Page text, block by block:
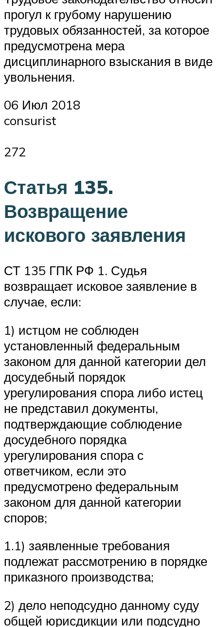
прогул к грубому нарушению
трудовых обязанностей, за которое
предусмотрена мера
дисциплинарного взыскания в виде
увольнения.
06 Июл 2018
consurist
272
Статья 135.
Возвращение
искового заявления
СТ 135 ГПК РФ 1. Судья
возвращает исковое заявление в
случае, если:
1) истцом не соблюден
установленный федеральным
законом для данной категории дел
досудебный порядок
урегулирования спора либо истец
не представил документы,
подтверждающие соблюдение
досудебного порядка
урегулирования спора с
ответчиком, если это
предусмотрено федеральным
законом для данной категории
споров;
1.1) заявленные требования
подлежат рассмотрению в порядке
приказного производства;
2) дело неподсудно данному суду
общей юрисдикции или подсудно